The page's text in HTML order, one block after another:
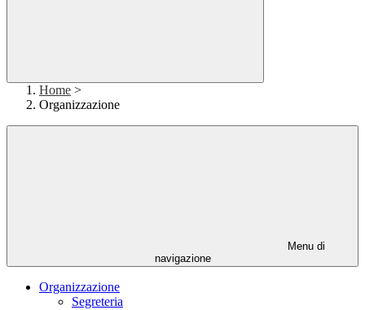
Home >
Organizzazione
Menu di
navigazione
Organizzazione
Segreteria